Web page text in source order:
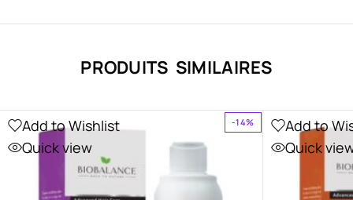
PRODUITS SIMILAIRES
-14%
Add to Wishlist
Quick view
Add to
Quick